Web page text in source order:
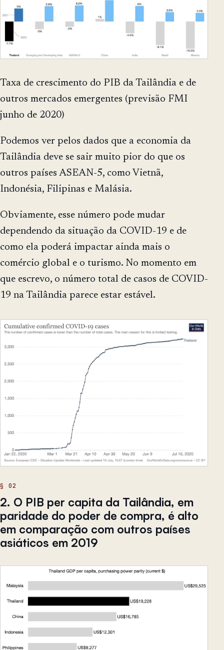
Taxa de crescimento do PIB da Tailândia e de
outros mercados emergentes (previsão FMI
junho de 2020)
Podemos ver pelos dados que a economia da
Tailândia deve se sair muito pior do que os
outros países ASEAN-5, como Vietnã,
Indonésia, Filipinas e Malásia.
Obviamente, esse número pode mudar
dependendo da situação da COVID-19 e de
como ela poderá impactar ainda mais o
comércio global e o turismo. No momento em
que escrevo, o número total de casos de COVID-
19 na Tailândia parece estar estável.
2. O PIB per capita da Tailândia, em
paridade do poder de compra, é alto
em comparação com outros países
asiáticos em 2019